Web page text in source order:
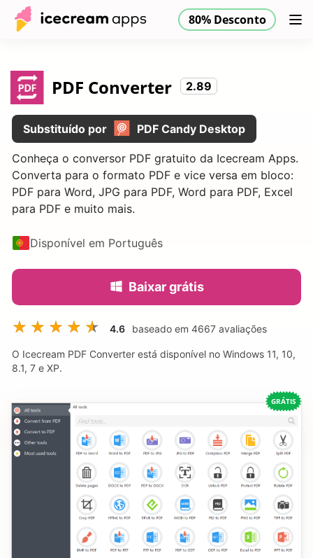
80% Desconto
Produtos Ajuda 80% Desconto PT
PDF Converter 2.89
Substituído por PDF Candy Desktop
Conheça o conversor PDF gratuito da Icecream Apps.
Converta para o formato PDF e vice versa em bloco:
PDF para Word, JPG para PDF, Word para PDF, Excel
para PDF e muito mais.
Disponível em Português
Baixar grátis
4.6 baseado em 4667 avaliações
O Icecream PDF Converter está disponível no Windows 11, 10,
8.1, 7 e XP.
GRÁTIS